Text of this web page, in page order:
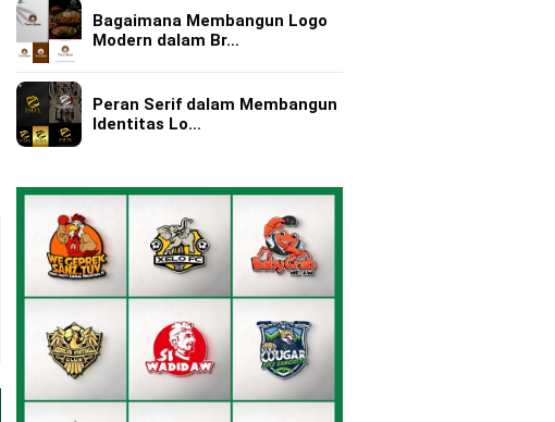
Bagaimana Membangun Logo
Modern dalam Br…
Peran Serif dalam Membangun
Identitas Lo…